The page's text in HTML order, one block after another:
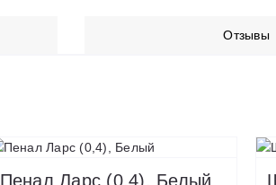
Отзывы
Пенал Ларс (0,4), Белый